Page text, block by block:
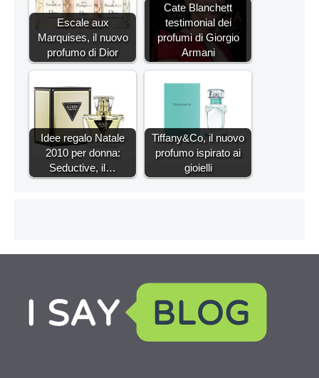
Escale aux
Marquises, il nuovo
profumo di Dior
Cate Blanchett
testimonial dei
profumi di Giorgio
Armani
Idee regalo Natale
2010 per donna:
Seductive, il…
Tiffany&Co, il nuovo
profumo ispirato ai
gioielli